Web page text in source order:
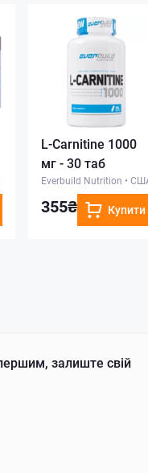
L-Carnitine 1000
мг - 30 таб
Everbuild Nutrition •
355₴ Купити
залиште свій